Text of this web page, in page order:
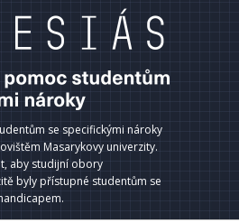
se specifickými nároky
Masarykovy univerzity.
aby studijní obory
byly přístupné studentům se